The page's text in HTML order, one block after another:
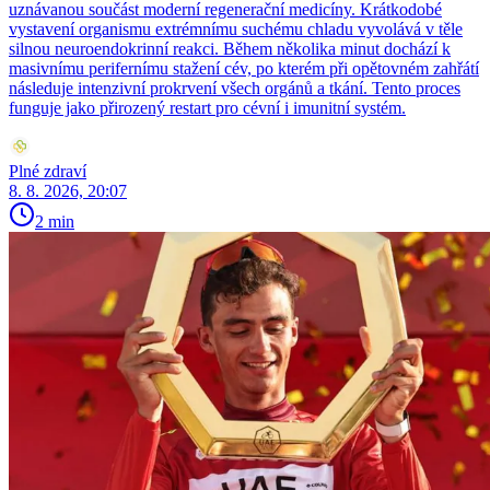
uznávanou součást moderní regenerační medicíny. Krátkodobé
vystavení organismu extrémnímu suchému chladu vyvolává v těle
silnou neuroendokrinní reakci. Během několika minut dochází k
masivnímu perifernímu stažení cév, po kterém při opětovném zahřátí
následuje intenzivní prokrvení všech orgánů a tkání. Tento proces
funguje jako přirozený restart pro cévní i imunitní systém.
Plné zdraví
8. 8. 2026, 20:07
2 min